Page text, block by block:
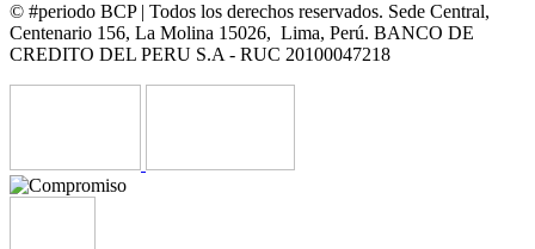
© #periodo BCP | Todos los derechos reservados. Sede Central,
Centenario 156, La Molina 15026, Lima, Perú. BANCO DE
CREDITO DEL PERU S.A - RUC 20100047218